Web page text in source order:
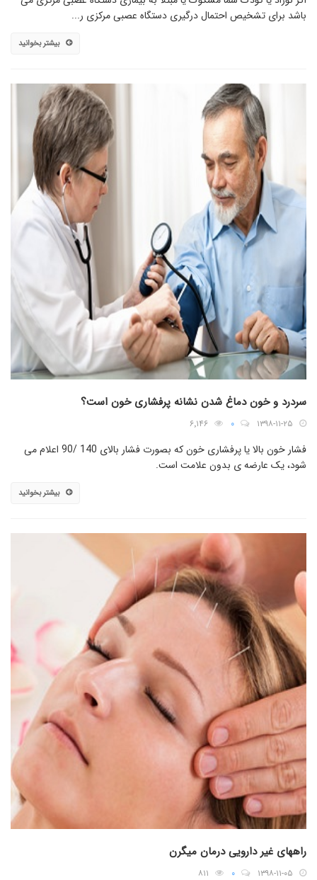
باشد برای تشخیص احتمال درگیری دستگاه عصبی مرکزی ر...
بیشتر بخوانید
سردرد و خون دماغ شدن نشانه پرفشاری خون است؟
۱۳۹۸-۱۱-۲۵ ۰ ۶٬۱۴۶
فشار خون بالا یا پرفشاری خون که بصورت فشار بالای 140 /90 اعلام می
شود، یک عارضه ی بدون علامت است.
بیشتر بخوانید
راههای غیر دارویی درمان میگرن
۱۳۹۸-۱۱-۰۵ ۰ ۸۱۱